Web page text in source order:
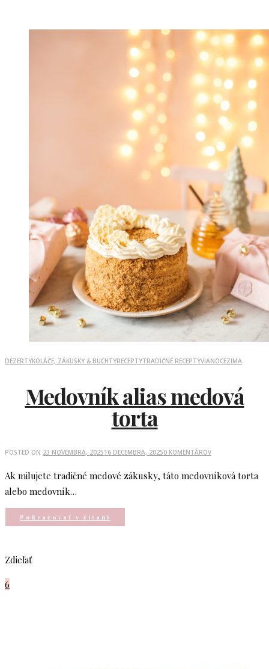
DEZERTYKOLÁČE, ZÁKUSKY & BUCHTYRECEPTYTRADIČNÉ RECEPTYVIANOCEZIMA
Medovník alias medová
torta
POSTED ON 23 NOVEMBRA, 202516 DECEMBRA, 20250 KOMENTÁROV
Ak milujete tradičné medové zákusky, táto medovníková torta
alebo medovník…
Pokračovať v čítaní
Zdieľať
6